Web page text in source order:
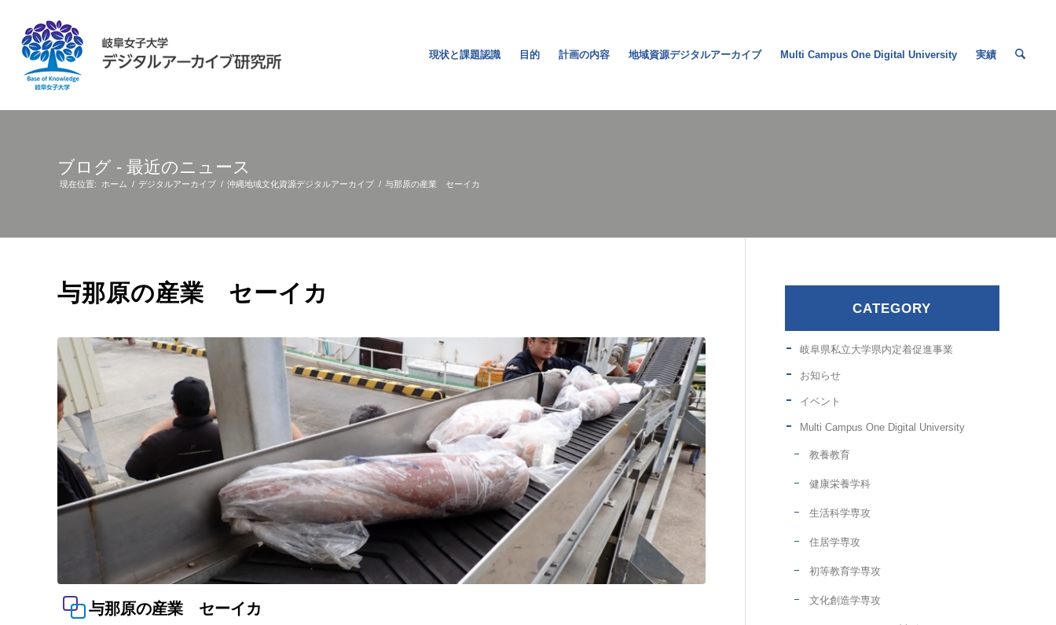
現状と課題認識 目的 計画の内容 地域資源デジタルアーカイブ Multi Campus One Digital University 実績
ブログ - 最近のニュース
現在位置: ホーム / デジタルアーカイブ / 沖縄地域文化資源デジタルアーカイブ / 与那原の産業 セーイカ
与那原の産業 セーイカ
与那原の産業 セーイカ
CATEGORY
岐阜県私立大学県内定着促進事業
お知らせ
イベント
Multi Campus One Digital University
教養教育
健康栄養学科
生活科学専攻
住居学専攻
初等教育学専攻
文化創造学専攻